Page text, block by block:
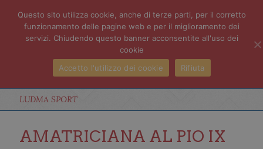
LUDMA SPORT
AMATRICIANA AL PIO IX
Questo sito utilizza cookie, anche di terze parti, per il corretto
funzionamento delle pagine web e per il miglioramento dei
servizi. Chiudendo questo banner acconsentite all'uso dei
cookie
Accetto l'utilizzo dei cookie
Rifiuta